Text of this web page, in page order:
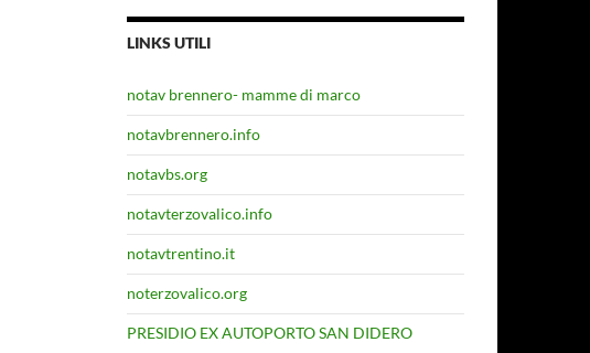
LINKS UTILI
notav brennero- mamme di marco
notavbrennero.info
notavbs.org
notavterzovalico.info
notavtrentino.it
noterzovalico.org
PRESIDIO EX AUTOPORTO SAN DIDERO